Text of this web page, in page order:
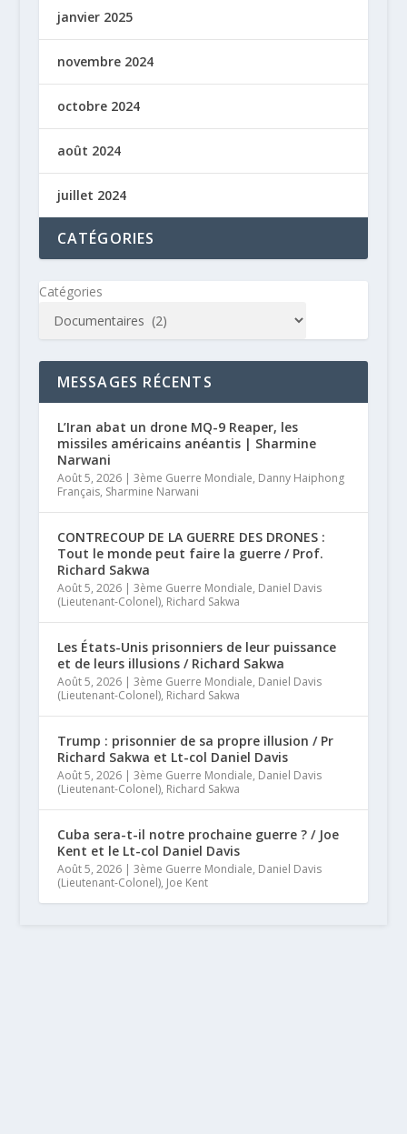
janvier 2025
novembre 2024
octobre 2024
août 2024
juillet 2024
CATÉGORIES
Catégories
MESSAGES RÉCENTS
L’Iran abat un drone MQ-9 Reaper, les
missiles américains anéantis | Sharmine
Narwani
Août 5, 2026| 3ème Guerre Mondiale, Danny Haiphong
Français, Sharmine Narwani
CONTRECOUP DE LA GUERRE DES DRONES :
Tout le monde peut faire la guerre / Prof.
Richard Sakwa
Août 5, 2026| 3ème Guerre Mondiale, Daniel Davis
(Lieutenant-Colonel), Richard Sakwa
Les États-Unis prisonniers de leur puissance
et de leurs illusions / Richard Sakwa
Août 5, 2026| 3ème Guerre Mondiale, Daniel Davis
(Lieutenant-Colonel), Richard Sakwa
Trump : prisonnier de sa propre illusion / Pr
Richard Sakwa et Lt-col Daniel Davis
Août 5, 2026| 3ème Guerre Mondiale, Daniel Davis
(Lieutenant-Colonel), Richard Sakwa
Cuba sera-t-il notre prochaine guerre ? / Joe
Kent et le Lt-col Daniel Davis
Août 5, 2026| 3ème Guerre Mondiale, Daniel Davis
(Lieutenant-Colonel), Joe Kent